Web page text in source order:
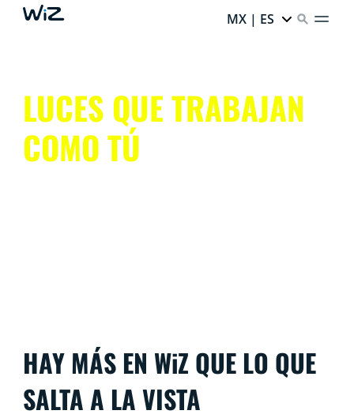
MX | ES
LUCES QUE TRABAJAN
COMO TÚ
HAY MÁS EN WiZ QUE LO QUE
SALTA A LA VISTA